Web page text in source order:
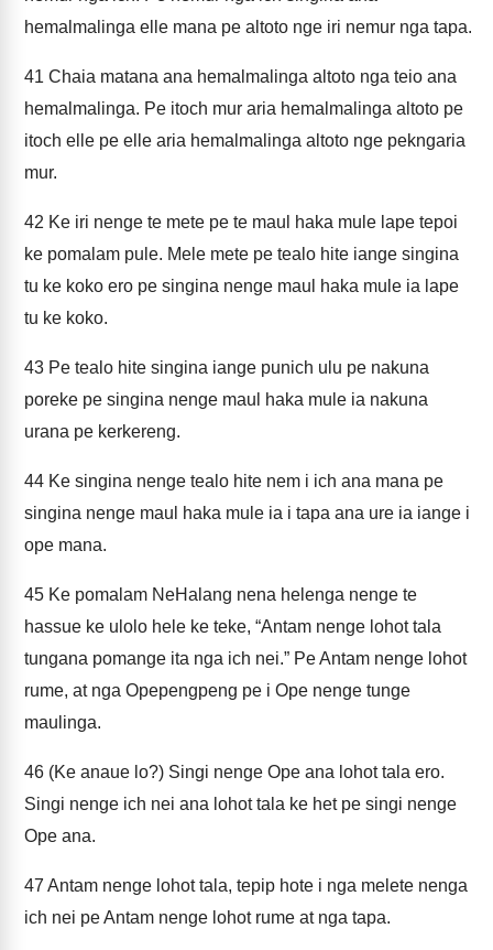
hemalmalinga elle mana pe altoto nge iri nemur nga tapa.
41 Chaia matana ana hemalmalinga altoto nga teio ana
hemalmalinga. Pe itoch mur aria hemalmalinga altoto pe
itoch elle pe elle aria hemalmalinga altoto nge pekngaria
mur.
42 Ke iri nenge te mete pe te maul haka mule lape tepoi
ke pomalam pule. Mele mete pe tealo hite iange singina
tu ke koko ero pe singina nenge maul haka mule ia lape
tu ke koko.
43 Pe tealo hite singina iange punich ulu pe nakuna
poreke pe singina nenge maul haka mule ia nakuna
urana pe kerkereng.
44 Ke singina nenge tealo hite nem i ich ana mana pe
singina nenge maul haka mule ia i tapa ana ure ia iange i
ope mana.
45 Ke pomalam NeHalang nena helenga nenge te
hassue ke ulolo hele ke teke, “Antam nenge lohot tala
tungana pomange ita nga ich nei.” Pe Antam nenge lohot
rume, at nga Opepengpeng pe i Ope nenge tunge
maulinga.
46 (Ke anaue lo?) Singi nenge Ope ana lohot tala ero.
Singi nenge ich nei ana lohot tala ke het pe singi nenge
Ope ana.
47 Antam nenge lohot tala, tepip hote i nga melete nenga
ich nei pe Antam nenge lohot rume at nga tapa.